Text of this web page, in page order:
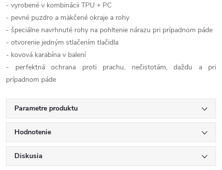
- vyrobené v kombinácii TPU + PC
- pevné puzdro a mäkčené okraje a rohy
- špeciálne navrhnuté rohy na pohltenie nárazu pri prípadnom páde
- otvorenie jedným stlačením tlačidla
- kovová karabína v balení
- perfektná ochrana proti prachu, nečistotám, dažďu a pri
prípadnom páde
Parametre produktu
Hodnotenie
Diskusia